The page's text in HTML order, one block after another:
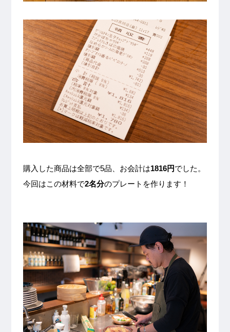
購入した商品は全部で5品、お会計は1816円でした。
今回はこの材料で2名分のプレートを作ります！